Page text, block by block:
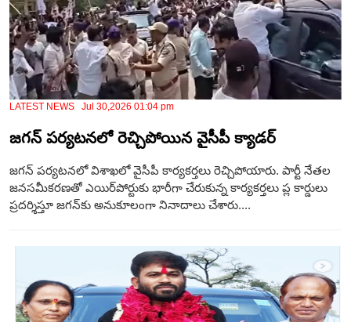
LATEST NEWS Jul 30,2026 01:04 pm
జగన్ పర్యటనలో రెచ్చిపోయిన వైసీపీ క్యాడర్
జగన్‌ పర్యటనలో విశాఖలో వైసీపీ కార్యకర్తలు రెచ్చిపోయారు. పార్టీ నేతల
జనసమీకరణతో ఎయిర్‌పోర్టుకు భారీగా చేరుకున్న కార్యకర్తలు ప్ల కార్డులు
ప్రదర్శిస్తూ జగన్‌కు అనుకూలంగా నినాదాలు చేశారు....